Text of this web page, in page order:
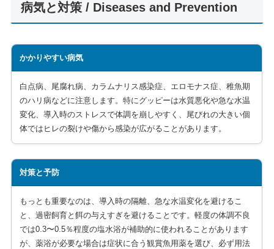
病気と対策 / Diseases and Prevention
かかりやすい病気
白点病、尾腐れ病、カラムナリス感染症、エロモナス症、稚魚期
のハリ病などに注意します。特にグッピーは水質悪化や急な水温
変化、導入時のストレスで体調を崩しやすく、尾びれの大きい個
体ではヒレの裂けや傷から感染が広がることがあります。
対策と予防
もっとも重要なのは、導入時の隔離、急な水温変化を避けるこ
と、過密飼育と餌の与えすぎを避けることです。軽度の体調不良
では0.3〜0.5％程度の塩水浴が補助的に使われることがあります
が、薬浴が必要な場合は症状に合う観賞魚用薬を選び、必ず用法